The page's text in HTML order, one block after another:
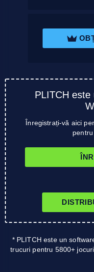
PLITCH
Înregistrați-vă aici
* PLITCH este un
trucuri pentru 5800+